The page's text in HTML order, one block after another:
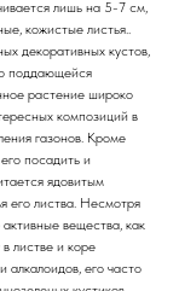
лишь на 5-7 см,
кожистые листья..
декоративных кустов,
поддающейся
растение широко
композиций в
газонов. Кроме
посадить и
ядовитым
его листва. Несмотря
вещества, как
листве и коре
алкалоидов, его часто